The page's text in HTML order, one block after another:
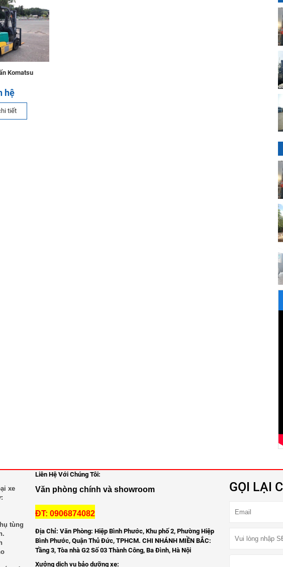
Komatsu
hệ
tiết
xe
tùng
Liên Hệ Với Chúng Tôi:
Văn phòng chính và showroom
ĐT: 0906874082
Địa Chỉ: Văn Phòng: Hiệp Bình Phước, Khu phố 2, Phường Hiệp
Bình Phước, Quận Thủ Đức, TPHCM. CHI NHÁNH MIỀN BẮC:
Tầng 3, Tòa nhà G2 Số 03 Thành Công, Ba Đình, Hà Nội
Xưởng dịch vụ bảo dưỡng xe:
GỌI LẠI